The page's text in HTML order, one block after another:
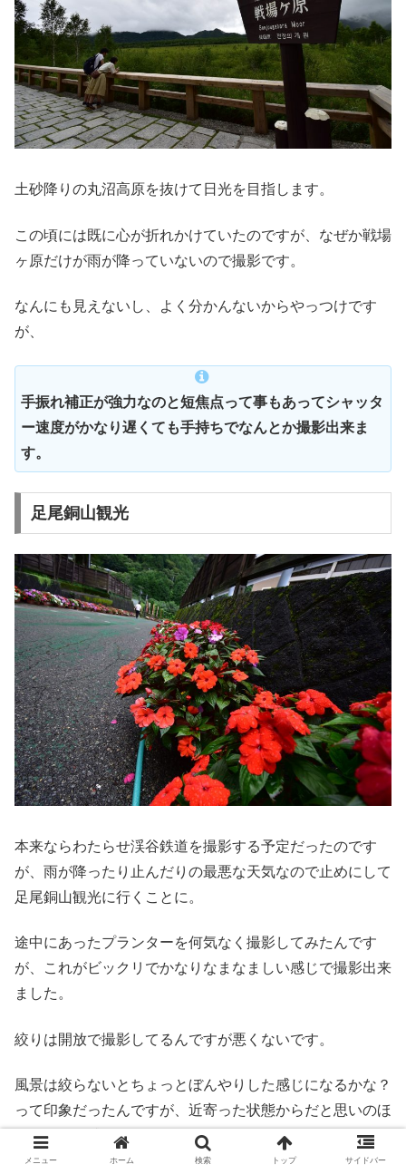
土砂降りの丸沼高原を抜けて日光を目指します。
この頃には既に心が折れかけていたのですが、なぜか戦場
ヶ原だけが雨が降っていないので撮影です。
なんにも見えないし、よく分かんないからやっつけです
が、
手振れ補正が強力なのと短焦点って事もあってシャッタ
ー速度がかなり遅くても手持ちでなんとか撮影出来ま
す。
足尾銅山観光
本来ならわたらせ渓谷鉄道を撮影する予定だったのです
が、雨が降ったり止んだりの最悪な天気なので止めにして
足尾銅山観光に行くことに。
途中にあったプランターを何気なく撮影してみたんです
が、これがビックリでかなりなまなましい感じで撮影出来
ました。
絞りは開放で撮影してるんですが悪くないです。
風景は絞らないとちょっとぼんやりした感じになるかな？
って印象だったんですが、近寄った状態からだと思いのほ
か解像する感じです。
メニュー ホーム 検索 トップ サイドバー